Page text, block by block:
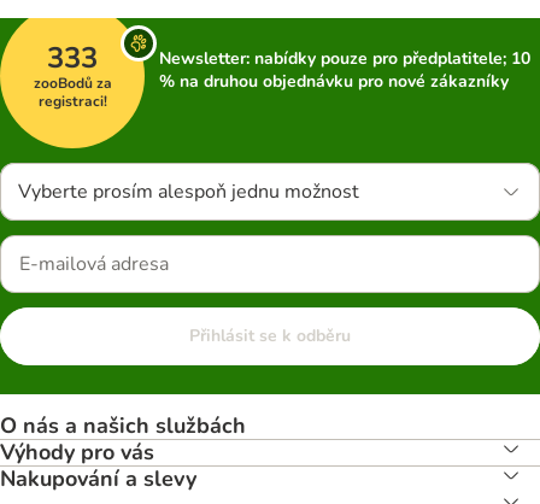
333
zooBodů za
registraci!
Newsletter: nabídky pouze pro předplatitele; 10
% na druhou objednávku pro nové zákazníky
Vyberte prosím alespoň jednu možnost
Přihlásit se k odběru
O nás a našich službách
Výhody pro vás
Nakupování a slevy